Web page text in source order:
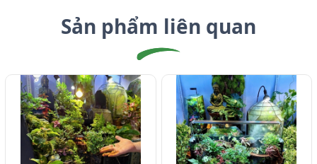
Sản phẩm liên quan